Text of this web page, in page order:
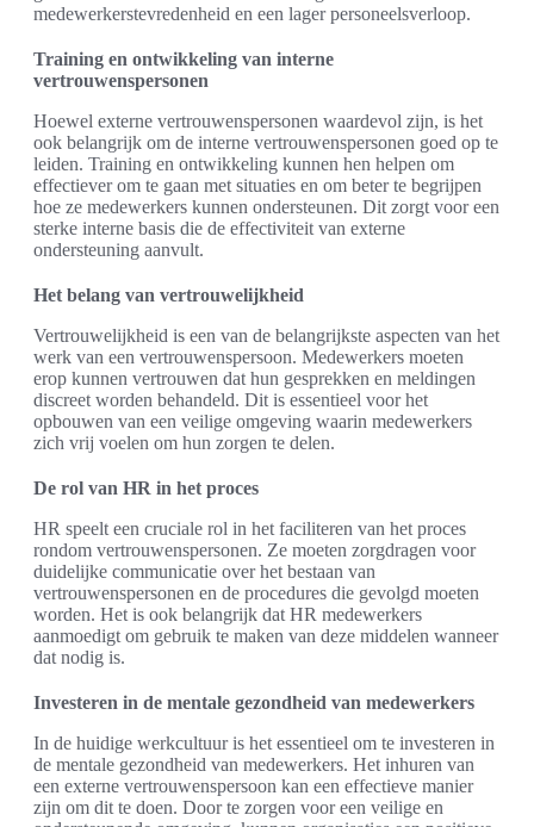
medewerkerstevredenheid en een lager personeelsverloop.
Training en ontwikkeling van interne
vertrouwenspersonen
Hoewel externe vertrouwenspersonen waardevol zijn, is het
ook belangrijk om de interne vertrouwenspersonen goed op te
leiden. Training en ontwikkeling kunnen hen helpen om
effectiever om te gaan met situaties en om beter te begrijpen
hoe ze medewerkers kunnen ondersteunen. Dit zorgt voor een
sterke interne basis die de effectiviteit van externe
ondersteuning aanvult.
Het belang van vertrouwelijkheid
Vertrouwelijkheid is een van de belangrijkste aspecten van het
werk van een vertrouwenspersoon. Medewerkers moeten
erop kunnen vertrouwen dat hun gesprekken en meldingen
discreet worden behandeld. Dit is essentieel voor het
opbouwen van een veilige omgeving waarin medewerkers
zich vrij voelen om hun zorgen te delen.
De rol van HR in het proces
HR speelt een cruciale rol in het faciliteren van het proces
rondom vertrouwenspersonen. Ze moeten zorgdragen voor
duidelijke communicatie over het bestaan van
vertrouwenspersonen en de procedures die gevolgd moeten
worden. Het is ook belangrijk dat HR medewerkers
aanmoedigt om gebruik te maken van deze middelen wanneer
dat nodig is.
Investeren in de mentale gezondheid van medewerkers
In de huidige werkcultuur is het essentieel om te investeren in
de mentale gezondheid van medewerkers. Het inhuren van
een externe vertrouwenspersoon kan een effectieve manier
zijn om dit te doen. Door te zorgen voor een veilige en